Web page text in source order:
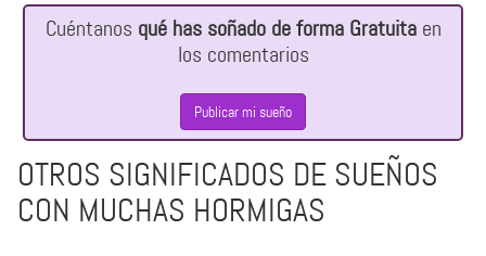
Cuéntanos qué has soñado de forma Gratuitaen
los comentarios
Publicar mi sueño
OTROS SIGNIFICADOS DE SUEÑOS
CON MUCHAS HORMIGAS